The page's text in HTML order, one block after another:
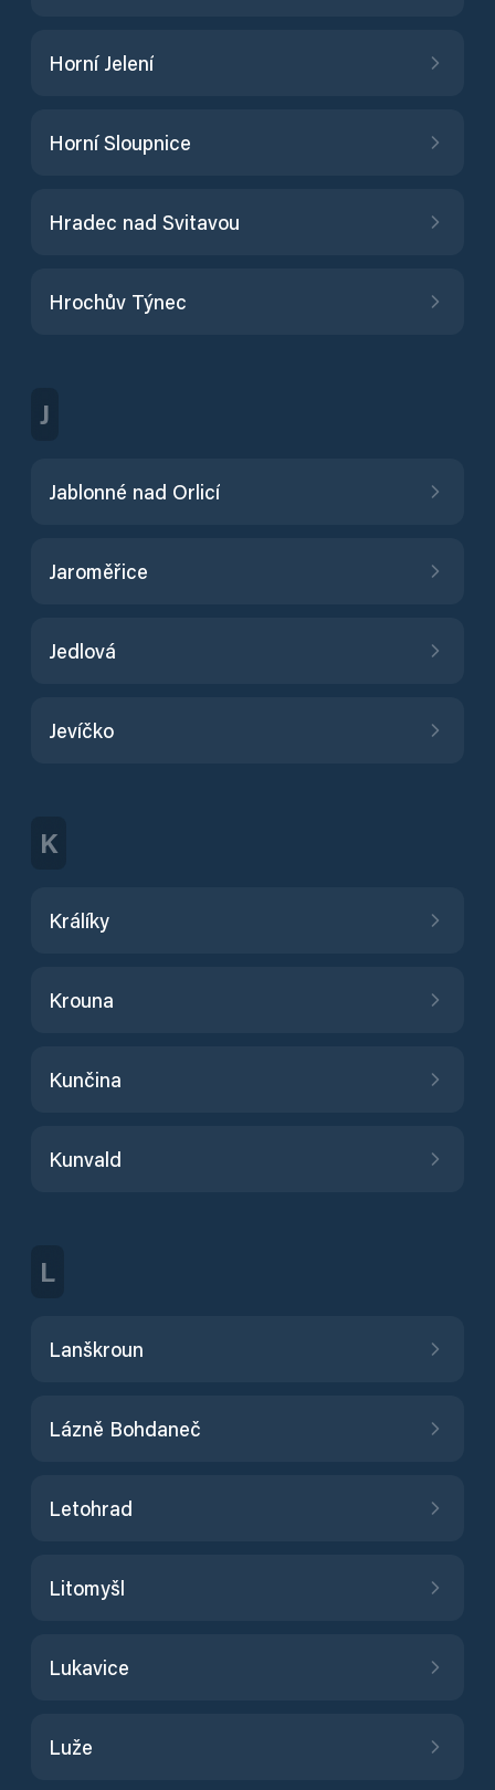
Horní Jelení
Horní Sloupnice
Hradec nad Svitavou
Hrochův Týnec
J
Jablonné nad Orlicí
Jaroměřice
Jedlová
Jevíčko
K
Králíky
Krouna
Kunčina
Kunvald
L
Lanškroun
Lázně Bohdaneč
Letohrad
Litomyšl
Lukavice
Luže